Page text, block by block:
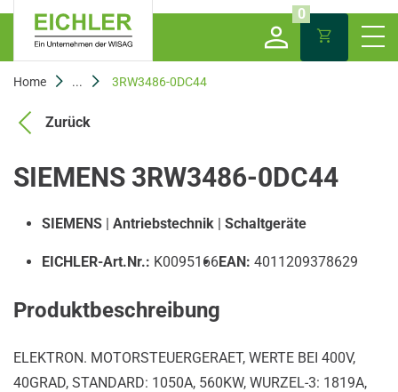
0
Home ... 3RW3486-0DC44
Zurück
SIEMENS 3RW3486-0DC44
SIEMENS | Antriebstechnik | Schaltgeräte
EICHLER-Art.Nr.: K0095166EAN: 4011209378629
Produktbeschreibung
ELEKTRON. MOTORSTEUERGERAET, WERTE BEI 400V,
40GRAD, STANDARD: 1050A, 560KW, WURZEL-3: 1819A,